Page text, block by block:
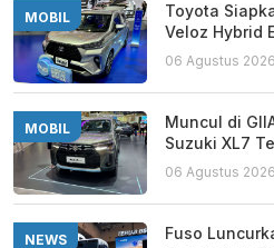
MOBIL
Toyota
Veloz Hybrid
06 Agustus
MOBIL
Muncul di
Suzuki XL7
06 Agustus
NEWS
Fuso